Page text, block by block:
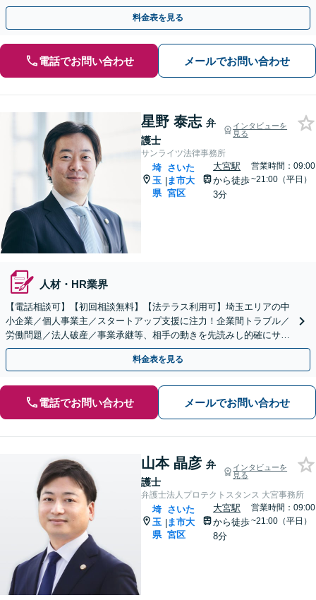
子契約に対応】
料金表を見る
電話でお問い合わせ メールでお問い合わせ
星野 泰志 弁
護士
インタビューを
見る
サンライツ法律事務所
埼
玉
県
|
さいた
ま市大
宮区
大宮駅
から徒歩
3分
営業時間：09:00
~21:00（平日）
人材・HR業界
【電話相談可】【初回相談無料】【法テラス利用可】埼玉エリアの中
小企業／個人事業主／スタートアップ支援に注力！企業間トラブル／
労働問題／法人破産／事業承継等、相手の動きを先読みし的確にサポ
ート。顧問契約料は柔軟に調整【完全個室】【大宮駅3分】
料金表を見る
電話でお問い合わせ メールでお問い合わせ
山本 晶彦 弁
護士
インタビューを
見る
弁護士法人プロテクトスタンス 大宮事務所
埼
玉
県
|
さいた
ま市大
宮区
大宮駅
から徒歩
8分
営業時間：09:00
~21:00（平日）